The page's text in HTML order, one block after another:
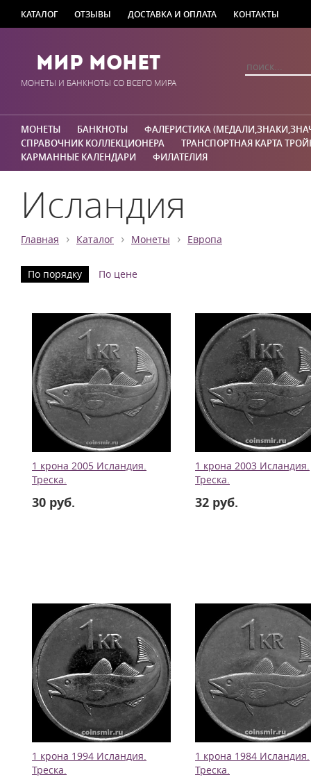
КАТАЛОГ ОТЗЫВЫ ДОСТАВКА И ОПЛАТА КОНТАКТЫ
Мир Монет
МОНЕТЫ И БАНКНОТЫ СО ВСЕГО МИРА
МОНЕТЫ БАНКНОТЫ
ФАЛЕРИСТИКА
СПРАВОЧНИК КОЛЛЕКЦИОНЕРА
ТРАНСПОРТНАЯ КАРТА
КАРМАННЫЕ КАЛЕНДАРИ
ФИЛАТЕЛИЯ
Исландия
Главная › Каталог › Монеты › Европа
По порядку По цене
1 крона 2005 Исландия.
Треска.
30 руб.
1 крона 2003 Исландия.
Треска.
32 руб.
1 крона 1994 Исландия.
Треска.
1 крона 1984 Исландия.
Треска.